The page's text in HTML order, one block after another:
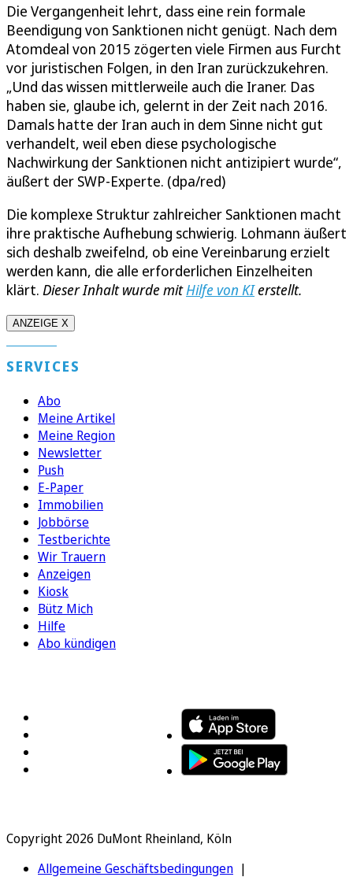
Die Vergangenheit lehrt, dass eine rein formale
Beendigung von Sanktionen nicht genügt. Nach dem
Atomdeal von 2015 zögerten viele Firmen aus Furcht
vor juristischen Folgen, in den Iran zurückzukehren.
„Und das wissen mittlerweile auch die Iraner. Das
haben sie, glaube ich, gelernt in der Zeit nach 2016.
Damals hatte der Iran auch in dem Sinne nicht gut
verhandelt, weil eben diese psychologische
Nachwirkung der Sanktionen nicht antizipiert wurde“,
äußert der SWP-Experte. (dpa/red)
Die komplexe Struktur zahlreicher Sanktionen macht
ihre praktische Aufhebung schwierig. Lohmann äußert
sich deshalb zweifelnd, ob eine Vereinbarung erzielt
werden kann, die alle erforderlichen Einzelheiten
klärt. Dieser Inhalt wurde mitHilfe von KIerstellt.
ANZEIGE X
SERVICES
Abo
Meine Artikel
Meine Region
Newsletter
Push
E-Paper
Immobilien
Jobbörse
Testberichte
Wir Trauern
Anzeigen
Kiosk
Bütz Mich
Hilfe
Abo kündigen
Copyright 2026 DuMont Rheinland, Köln
Allgemeine Geschäftsbedingungen